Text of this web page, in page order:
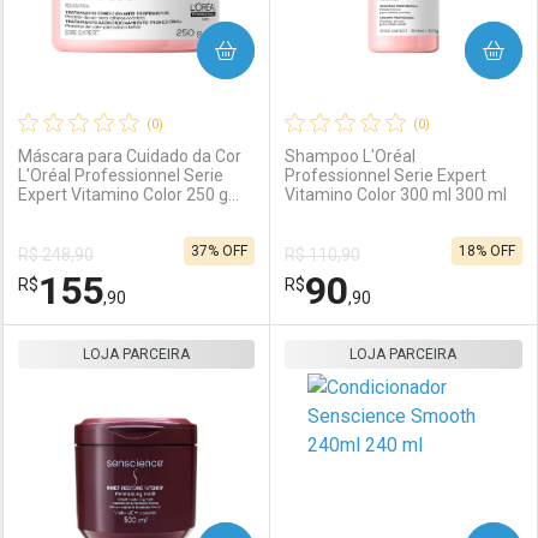
Comprar sem Desconto
Por R$ 253,90/cada
Comprar sem Desconto
Por R$ 253,90/cada
Comprar sem Desconto
Por R$ 117,90/cada
Comprar sem Desconto
Por R$ 117,90/cada
(0)
Máscara para Cuidado da Cor
L'Oréal Professionnel Serie
Expert Vitamino Color 250 g
R$ 248,90
R$155,90
37% OFF
COMPRAR
Laboratório
Por Menos
(0)
Shampoo L'Oréal
Professionnel Serie Expert
Vitamino Color 300 ml 300 ml
R$ 110,90
R$90,90
18% OFF
COMPRAR
Laboratório
Por Menos
LOJA PARCEIRA LOJA PARCEIRA